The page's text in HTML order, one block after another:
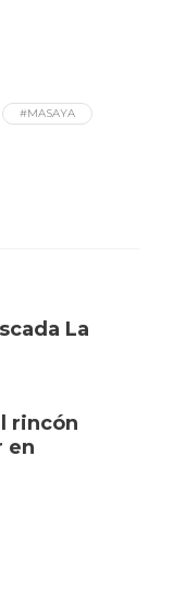
#MASAYA
La
rincón
en